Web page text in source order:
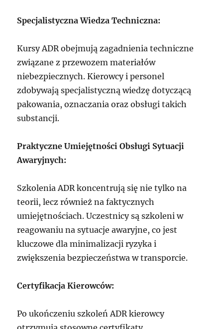
Specjalistyczna Wiedza Techniczna:
Kursy ADR obejmują zagadnienia techniczne
związane z przewozem materiałów
niebezpiecznych. Kierowcy i personel
zdobywają specjalistyczną wiedzę dotyczącą
pakowania, oznaczania oraz obsługi takich
substancji.
Praktyczne Umiejętności Obsługi Sytuacji
Awaryjnych:
Szkolenia ADR koncentrują się nie tylko na
teorii, lecz również na faktycznych
umiejętnościach. Uczestnicy są szkoleni w
reagowaniu na sytuacje awaryjne, co jest
kluczowe dla minimalizacji ryzyka i
zwiększenia bezpieczeństwa w transporcie.
Certyfikacja Kierowców:
Po ukończeniu szkoleń ADR kierowcy